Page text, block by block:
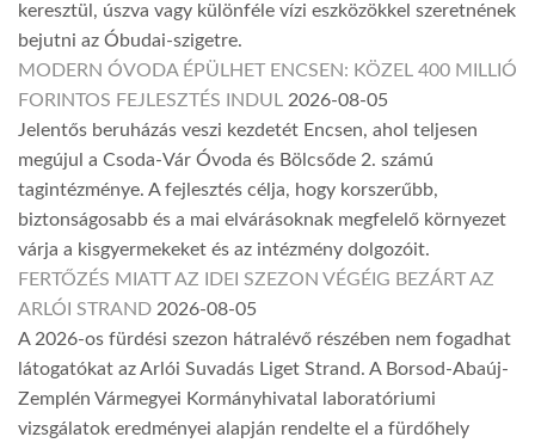
keresztül, úszva vagy különféle vízi eszközökkel szeretnének
bejutni az Óbudai-szigetre.
MODERN ÓVODA ÉPÜLHET ENCSEN: KÖZEL 400 MILLIÓ
FORINTOS FEJLESZTÉS INDUL 2026-08-05
Jelentős beruházás veszi kezdetét Encsen, ahol teljesen
megújul a Csoda-Vár Óvoda és Bölcsőde 2. számú
tagintézménye. A fejlesztés célja, hogy korszerűbb,
biztonságosabb és a mai elvárásoknak megfelelő környezet
várja a kisgyermekeket és az intézmény dolgozóit.
FERTŐZÉS MIATT AZ IDEI SZEZON VÉGÉIG BEZÁRT AZ
ARLÓI STRAND 2026-08-05
A 2026-os fürdési szezon hátralévő részében nem fogadhat
látogatókat az Arlói Suvadás Liget Strand. A Borsod-Abaúj-
Zemplén Vármegyei Kormányhivatal laboratóriumi
vizsgálatok eredményei alapján rendelte el a fürdőhely